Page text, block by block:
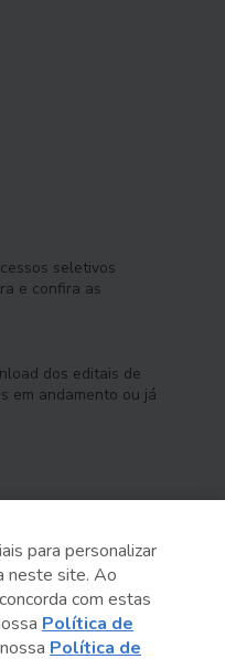
seletivos
e confira as
dos editais de
em andamento ou já
São Paulo
para personalizar
neste site. Ao
com estas
Política de
Política de